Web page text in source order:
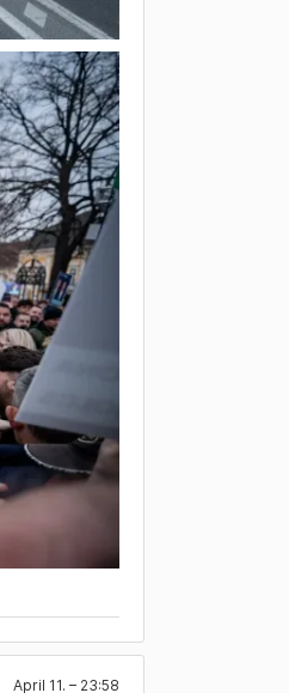
April 11. – 23:58